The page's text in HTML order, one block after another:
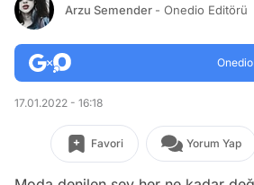
Arzu Semender - Onedio Editörü
17.01.2022 - 16:18
Favori Yorum Yap